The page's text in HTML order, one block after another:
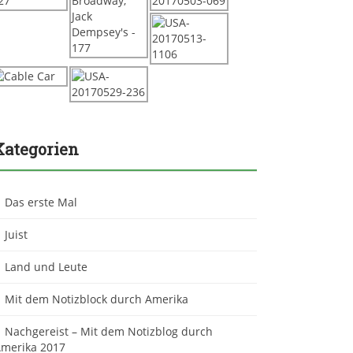
Das erste Mal
Juist
Land und Leute
Mit dem Notizblock durch Amerika
Nachgereist – Mit dem Notizblog durch
2017